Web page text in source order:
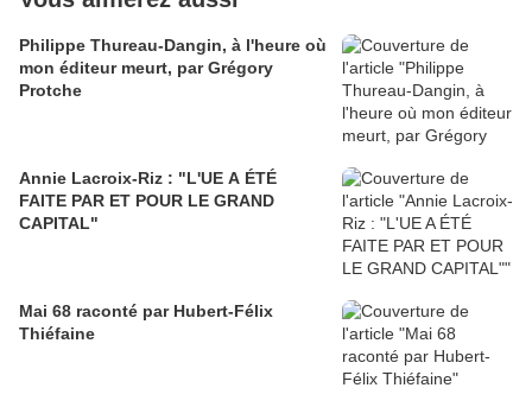
Philippe Thureau-Dangin, à l'heure où
mon éditeur meurt, par Grégory
Protche
Annie Lacroix-Riz : "L'UE A ÉTÉ
FAITE PAR ET POUR LE GRAND
CAPITAL"
Mai 68 raconté par Hubert-Félix
Thiéfaine